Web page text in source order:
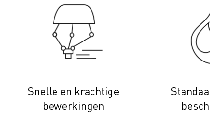
OPLEIDING & ONDERWIJS
FANUC ACADEMY
OPLOSSINGEN VOOR INDUSTRIEËN
OPLOSSINGEN VOOR HET ONDERWIJS
WORLDSKILLS & JONG TALENT
NIEUWS & MEDIA
EVENEMENTEN
Snelle en krachtige
bewerkingen